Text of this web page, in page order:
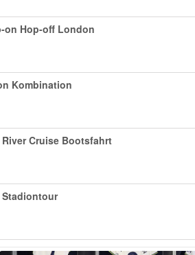
on Hop-off London
Kombination
Cruise Bootsfahrt
Stadiontour